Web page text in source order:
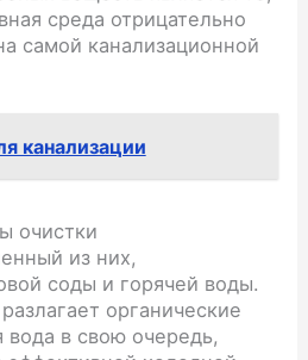
среда отрицательно
самой канализационной
канализации
очистки
из них,
соды и горячей воды.
органические
вода в свою очередь,